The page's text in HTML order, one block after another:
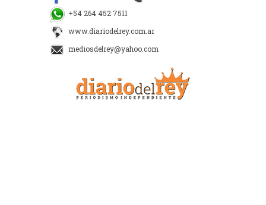
+54 264 452 7511
www.diariodelrey.com.ar
mediosdelrey@yahoo.com